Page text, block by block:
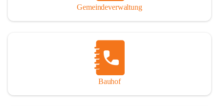
Gemeindeverwaltung
Bauhof